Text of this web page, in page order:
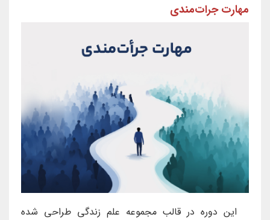
مهارت جرات‌مندی
این دوره در قالب مجموعه علم زندگی طراحی شده